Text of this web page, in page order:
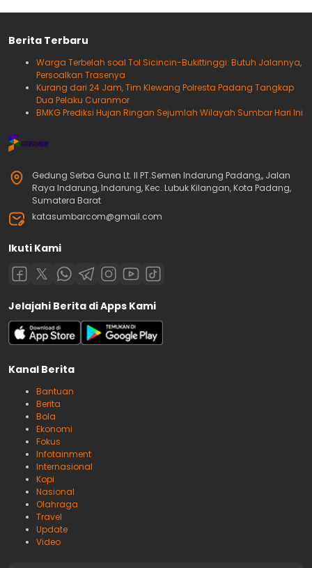
Berita Terbaru
Warga Terbelah soal Tol Sicincin-Bukittinggi: Butuh Jalannya,
Persoalkan Trasenya
Kurang dari 24 Jam, Tim Klewang Polresta Padang Tangkap
Dua Pelaku Curanmor
BMKG Prediksi Hujan Ringan Sejumlah Wilayah Sumbar Hari Ini
Gedung Serba Guna Lt. II PT.Semen Indarung Padang,, Jalan
Raya Indarung, Indarung, Kec. Lubuk Kilangan, Kota Padang,
Sumatera Barat
katasumbarcom@gmail.com
Ikuti Kami
Jelajahi Berita di Apps Kami
Kanal Berita
Bantuan
Berita
Bola
Ekonomi
Fokus
Infotainment
Internasional
Kopi
Nasional
Olahraga
Travel
Update
Video